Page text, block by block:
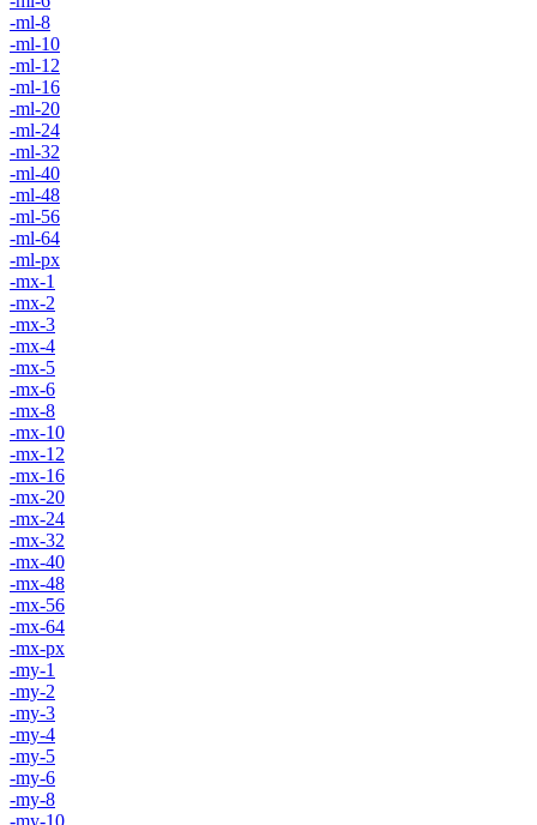
-ml-8
-ml-10
-ml-12
-ml-16
-ml-20
-ml-24
-ml-32
-ml-40
-ml-48
-ml-56
-ml-64
-ml-px
-mx-1
-mx-2
-mx-3
-mx-4
-mx-5
-mx-6
-mx-8
-mx-10
-mx-12
-mx-16
-mx-20
-mx-24
-mx-32
-mx-40
-mx-48
-mx-56
-mx-64
-mx-px
-my-1
-my-2
-my-3
-my-4
-my-5
-my-6
-my-8
-my-10